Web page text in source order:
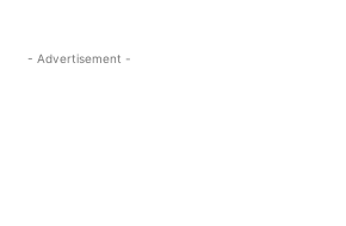
- Advertisement -